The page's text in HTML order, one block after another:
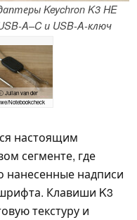
Keychron K3 HE
A–C и USB-A-ключ
Julian van der
Notebookcheck
настоящим
сегменте, где
нанесенные надписи
Клавиши K3
текстуру и